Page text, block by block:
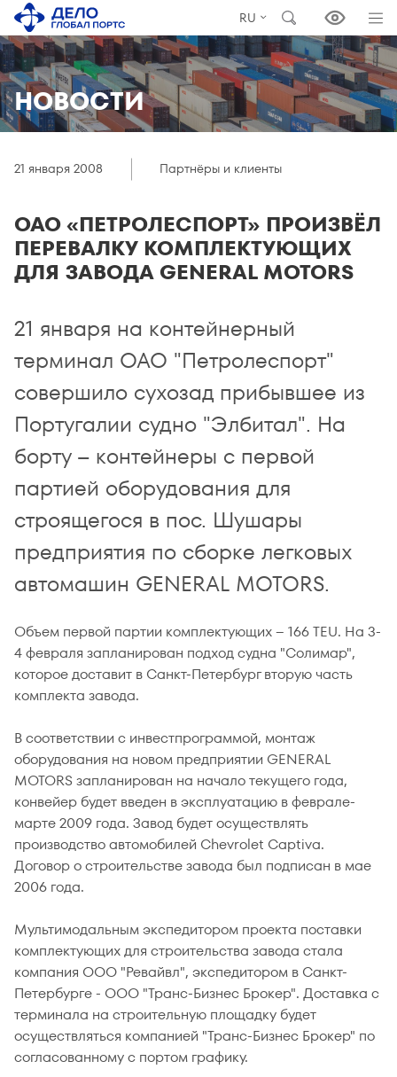
RU
НОВОСТИ
21 января 2008 Партнёры и клиенты
ОАО «ПЕТРОЛЕСПОРТ» ПРОИЗВЁЛ
ПЕРЕВАЛКУ КОМПЛЕКТУЮЩИХ
ДЛЯ ЗАВОДА GENERAL MOTORS
21 января на контейнерный
терминал ОАО "Петролеспорт"
совершило сухозад прибывшее из
Португалии судно "Элбитал". На
борту – контейнеры с первой
партией оборудования для
строящегося в пос. Шушары
предприятия по сборке легковых
автомашин GENERAL MOTORS.
Объем первой партии комплектующих – 166 TEU. На 3-
4 февраля запланирован подход судна "Солимар",
которое доставит в Санкт-Петербург вторую часть
комплекта завода.
В соответствии с инвестпрограммой, монтаж
оборудования на новом предприятии GENERAL
MOTORS запланирован на начало текущего года,
конвейер будет введен в эксплуатацию в феврале-
марте 2009 года. Завод будет осуществлять
производство автомобилей Chevrolet Captiva.
Договор о строительстве завода был подписан в мае
2006 года.
Мультимодальным экспедитором проекта поставки
комплектующих для строительства завода стала
компания ООО "Ревайвл", экспедитором в Санкт-
Петербурге - ООО "Транс-Бизнес Брокер". Доставка с
терминала на строительную площадку будет
осуществляться компанией "Транс-Бизнес Брокер" по
согласованному с портом графику.